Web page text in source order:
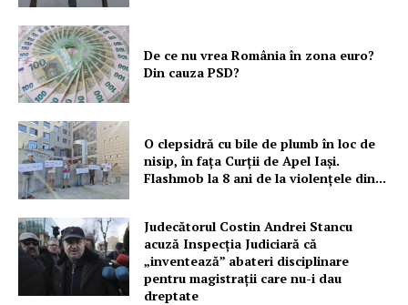
Rețea
Contact
De ce nu vrea România în zona euro?
Din cauza PSD?
O clepsidră cu bile de plumb în loc de
nisip, în fața Curții de Apel Iași.
Flashmob la 8 ani de la violențele din...
Judecătorul Costin Andrei Stancu
acuză Inspecția Judiciară că
„inventează” abateri disciplinare
pentru magistrații care nu-i dau
dreptate